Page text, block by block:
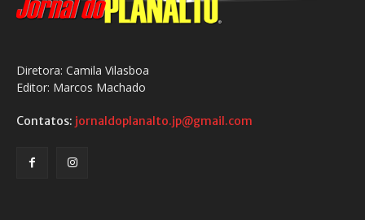
Diretora: Camila Vilasboa
Editor: Marcos Machado
Contatos: jornaldoplanalto.jp@gmail.com